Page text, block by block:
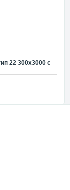
22 300x3000 с